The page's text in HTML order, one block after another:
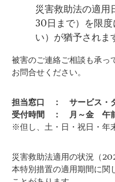
災害救助法の適用
30日まで）を限
い）が猶予されま
被害のご連絡ご相談も承っ
お問合せください。
担当窓口 ： サービス・ダ
受付時間 ： 月～金 午前
※但し、土・日・祝日・年
災害救助法適用の状況（
本特別措置の適用期間に関